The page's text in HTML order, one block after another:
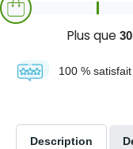
Plus que
100 %
Description